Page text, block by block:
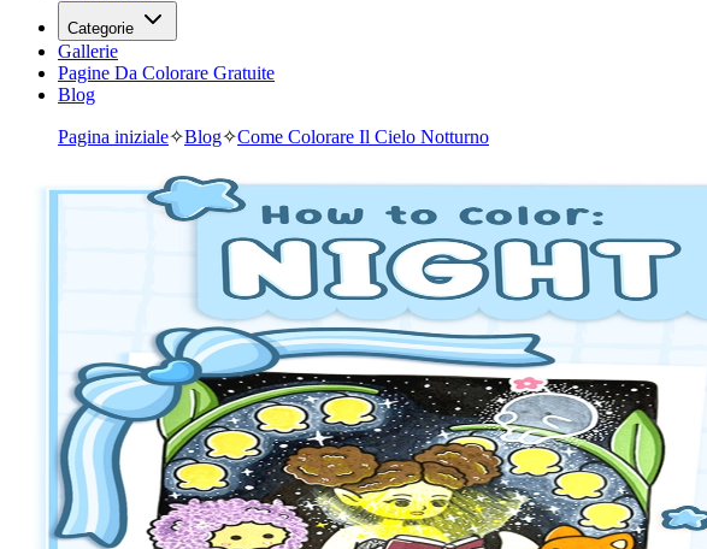
Categorie
Gallerie
Pagine Da Colorare Gratuite
Blog
Pagina iniziale✧Blog✧Come Colorare Il Cielo Notturno